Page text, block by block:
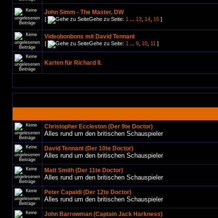
John Simm - The Master, DW
[ Gehe zu Seite: 1 13 14 15 ]
Videobonbons mit David Tennant
[ Gehe zu Seite: 1 9 10 11 ]
Karten für Richard II.
Christopher Eccleston (Der 9te Doctor)
Alles rund um den britischen Schauspieler
David Tennant (Der 10te Doctor)
Alles rund um den britischen Schauspieler
Matt Smith (Der 11te Doctor)
Alles rund um den britischen Schauspieler
Peter Capaldi (Der 12te Doctor)
Alles rund um den britischen Schauspieler
John Barrowman (Captain Jack Harkness)